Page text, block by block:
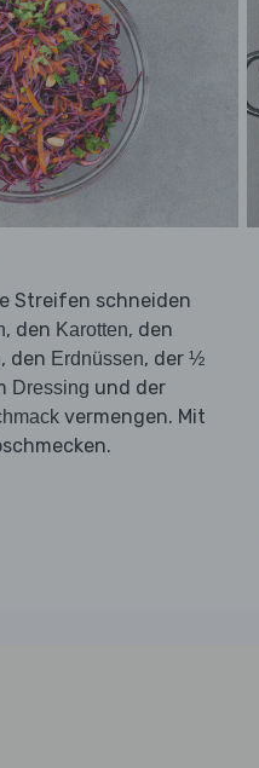
Streifen schneiden
, den Karotten, den
, den Erdnüssen, der ½
Dressing und der
vermengen. Mit